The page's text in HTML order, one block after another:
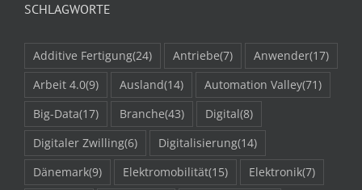
SCHLAGWORTE
Additive Fertigung(24) Antriebe(7) Anwender(17)
Arbeit 4.0(9) Ausland(14) Automation Valley(71)
Big-Data(17) Branche(43) Digital(8)
Digitaler Zwilling(6) Digitalisierung(14)
Dänemark(9) Elektromobilität(15) Elektronik(7)